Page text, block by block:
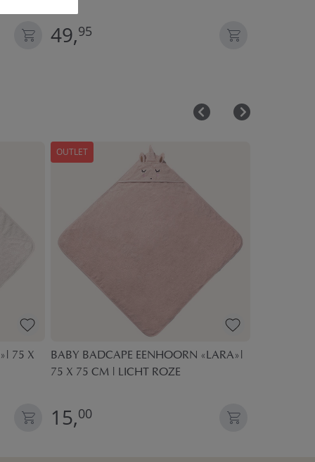
49,95
75 X
OUTLET
BABY BADCAPE EENHOORN «LARA»|
75 X 75 CM | LICHT ROZE
15,00